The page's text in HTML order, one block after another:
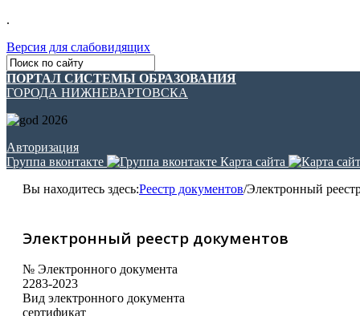
.
Версия для слабовидящих
ПОРТАЛ СИСТЕМЫ ОБРАЗОВАНИЯ
ГОРОДА НИЖНЕВАРТОВСКА
Авторизация
Группа вконтакте
Карта сайта
Вы находитесь здесь:Реестр документов/Электронный
Электронный реестр документов
№ Электронного документа
2283-2023
Вид электронного документа
сертификат